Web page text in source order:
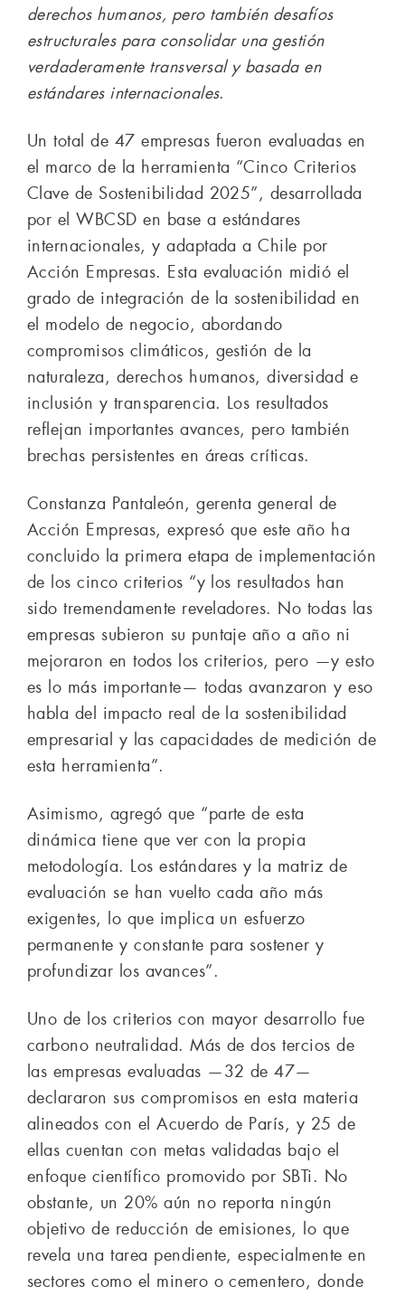
derechos humanos, pero también desafíos
estructurales para consolidar una gestión
verdaderamente transversal y basada en
estándares internacionales.
Un total de 47 empresas fueron evaluadas en
el marco de la herramienta “Cinco Criterios
Clave de Sostenibilidad 2025”, desarrollada
por el WBCSD en base a estándares
internacionales, y adaptada a Chile por
Acción Empresas. Esta evaluación midió el
grado de integración de la sostenibilidad en
el modelo de negocio, abordando
compromisos climáticos, gestión de la
naturaleza, derechos humanos, diversidad e
inclusión y transparencia. Los resultados
reflejan importantes avances, pero también
brechas persistentes en áreas críticas.
Constanza Pantaleón, gerenta general de
Acción Empresas, expresó que este año ha
concluido la primera etapa de implementación
de los cinco criterios “y los resultados han
sido tremendamente reveladores. No todas las
empresas subieron su puntaje año a año ni
mejoraron en todos los criterios, pero —y esto
es lo más importante— todas avanzaron y eso
habla del impacto real de la sostenibilidad
empresarial y las capacidades de medición de
esta herramienta”.
Asimismo, agregó que “parte de esta
dinámica tiene que ver con la propia
metodología. Los estándares y la matriz de
evaluación se han vuelto cada año más
exigentes, lo que implica un esfuerzo
permanente y constante para sostener y
profundizar los avances”.
Uno de los criterios con mayor desarrollo fue
carbono neutralidad. Más de dos tercios de
las empresas evaluadas —32 de 47—
declararon sus compromisos en esta materia
alineados con el Acuerdo de París, y 25 de
ellas cuentan con metas validadas bajo el
enfoque científico promovido por SBTi. No
obstante, un 20% aún no reporta ningún
objetivo de reducción de emisiones, lo que
revela una tarea pendiente, especialmente en
sectores como el minero o cementero, donde